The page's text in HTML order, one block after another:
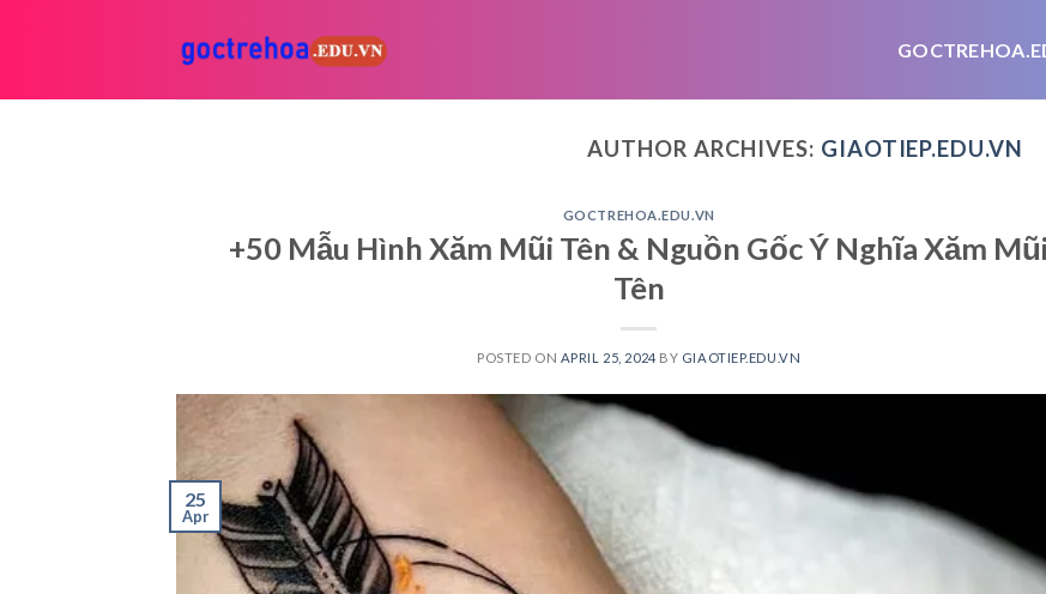
AUTHOR ARCHIVES: GIAOTIEP.EDU.VN
GOCTREHOA.EDU.VN
+50 Mẫu Hình Xăm Mũi Tên & Nguồn Gốc Ý Nghĩa Xăm Mũi
Tên
POSTED ON APRIL 25, 2024 BY GIAOTIEP.EDU.VN
25
Apr